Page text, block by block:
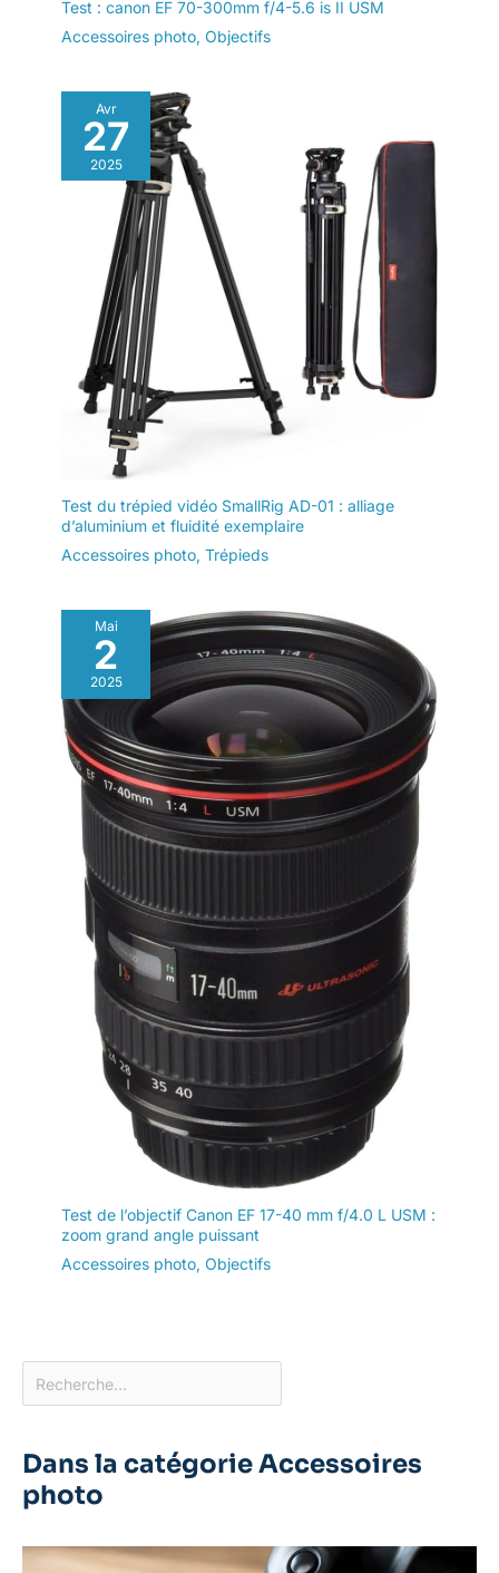
Test : canon EF 70-300mm f/4-5.6 is II USM
Accessoires photo, Objectifs
Avr
27
2025
Test du trépied vidéo SmallRig AD-01 : alliage
d’aluminium et fluidité exemplaire
Accessoires photo, Trépieds
Mai
2
2025
Test de l’objectif Canon EF 17-40 mm f/4.0 L USM :
zoom grand angle puissant
Accessoires photo, Objectifs
Dans la catégorie Accessoires
photo